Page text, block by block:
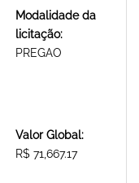
Modalidade da
licitação:
PREGAO
Valor Global:
R$ 71,667.17